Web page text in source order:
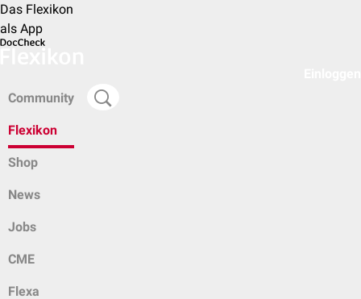
Das Flexikon
als App
Community
Flexikon
Shop
News
Jobs
CME
Flexa